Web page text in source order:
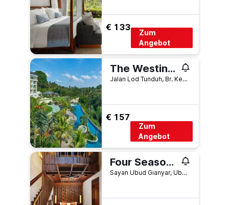
€ 133
Zum
Angebot
The Westin Resort & Spa Ubud, Bali
Jalan Lod Tunduh, Br. Kengetan, Desa Singakerta, Ubud, Indonesien
€ 157
Zum
Angebot
Four Seasons Resort Bali at Sayan
Sayan Ubud Gianyar, Ubud, Indonesien